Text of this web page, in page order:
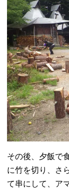
その後、夕飯で
に竹を切り、さ
て串にして、ア